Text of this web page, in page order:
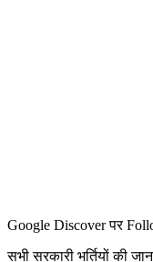
Google Discover पर
सभी सरकारी भर्तियों की